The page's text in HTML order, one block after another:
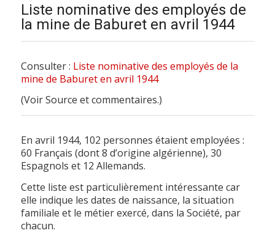
Liste nominative des employés de
la mine de Baburet en avril 1944
Consulter : Liste nominative des employés de la
mine de Baburet en avril 1944
(Voir Source et commentaires.)
En avril 1944, 102 personnes étaient employées :
60 Français (dont 8 d’origine algérienne), 30
Espagnols et 12 Allemands.
Cette liste est particulièrement intéressante car
elle indique les dates de naissance, la situation
familiale et le métier exercé, dans la Société, par
chacun.